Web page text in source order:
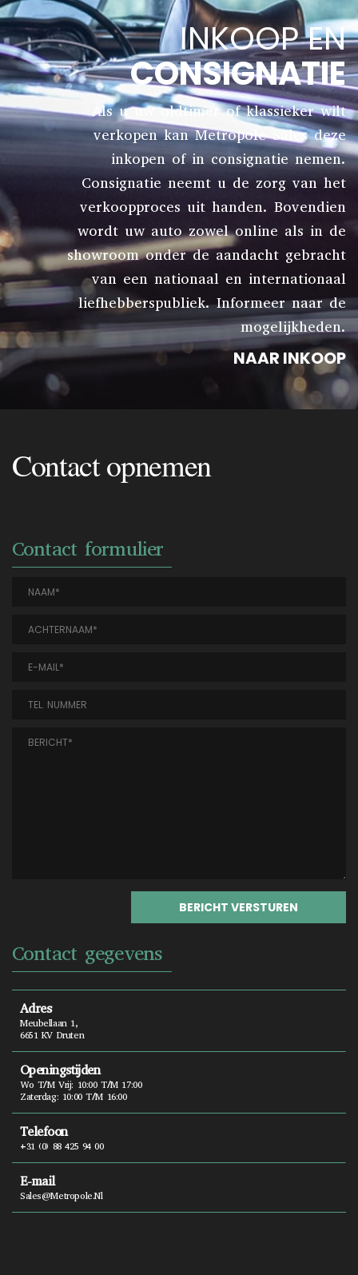
INKOOP EN
CONSIGNATIE
Als u uw oldtimer of klassieker wilt
verkopen kan Metropole Sales deze
inkopen of in consignatie nemen.
Consignatie neemt u de zorg van het
verkoopproces uit handen. Bovendien
wordt uw auto zowel online als in de
showroom onder de aandacht gebracht
van een nationaal en internationaal
liefhebberspubliek. Informeer naar de
mogelijkheden.
NAAR INKOOP
Contact opnemen
Contact formulier
Contact gegevens
Adres
Meubellaan 1,
6651 KV Druten
Openingstijden
Wo T/m Vrij: 10:00 T/m 17:00
Zaterdag: 10:00 T/m 16:00
Telefoon
+31 (0) 88 425 94 00
E-mail
Sales@metropole.nl